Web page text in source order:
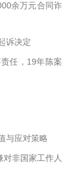
余万元合同诈
诉决定
任，19年陈案
与应对策略
非国家工作人